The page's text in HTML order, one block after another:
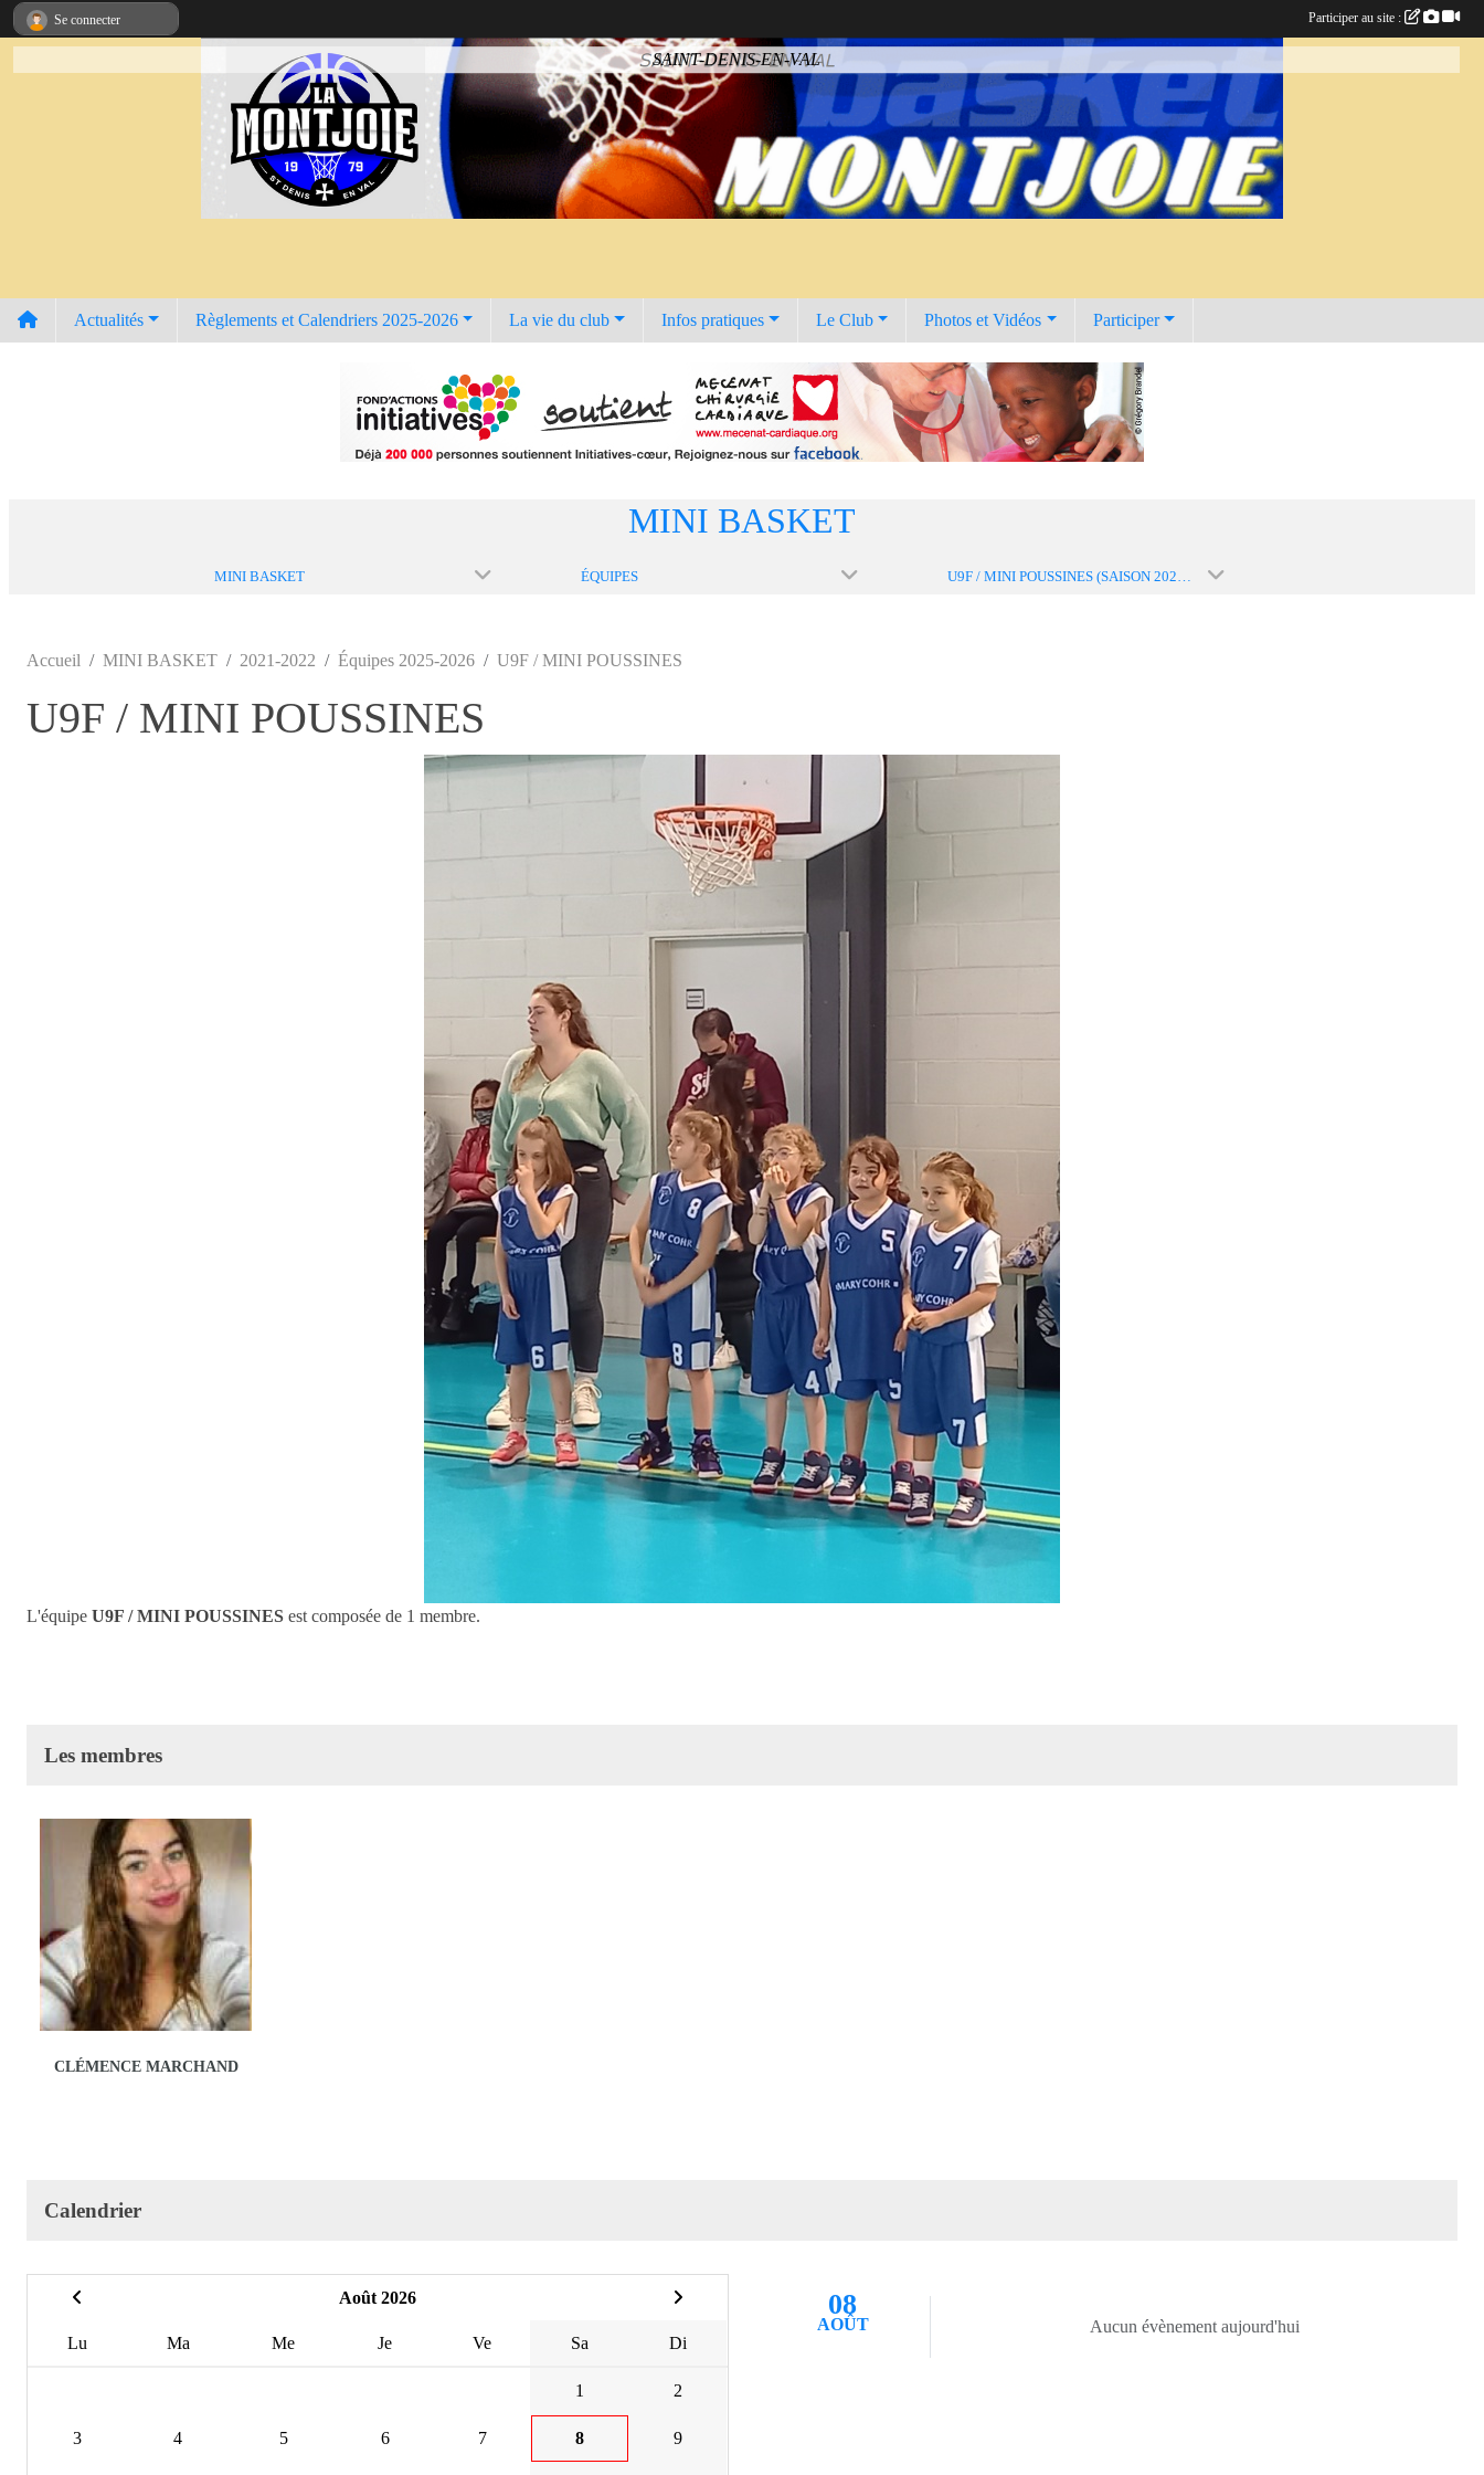
SAINT-DENIS-EN-VAL
Actualités Règlements et Calendriers 2025-2026 La vie du club Infos pratiques Le Club Photos et Vidéos Participer
MINI BASKET
MINI BASKET ÉQUIPES
Accueil MINI BASKET 2021-2022 Équipes 2025-2026 U9F / MINI POUSSINES
U9F / MINI POUSSINES
L'équipe U9F / MINI POUSSINES est composée de 1 membre.
Les membres
CLÉMENCE MARCHAND
Calendrier
Août 2026
Lu Ma Me Je Ve Sa Di
1 2
3 4 5 6 7 8 9
08
AOÛT Aucun évènement aujourd'hui
Se connecter Participer au site :
Panneau de gestion des cookies